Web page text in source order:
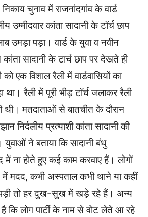
चुनाव में राजनांदगांव के वार्ड
उम्मीदवार कांता सादानी के टॉर्च छाप
उमड़ा पड़ा। वार्ड के युवा व नवीन
सादानी के टार्च छाप पर देखते ही
एक विशाल रैली में वार्डवासियों का
रैली में पूरी भीड़ टॉर्च जलाकर रैली
मतदाताओं से बातचीत के दौरान
निर्दलीय प्रत्याशी कांता सादानी की
ने बताया कि सादानी बंधु
में ना होते हुए कई काम करवाए हैं। लोगों
मदद, कभी अस्पताल कभी थाने या कहीं
तो हर दुख-सुख में खड़े रहे हैं। अन्य
कि लोग पार्टी के नाम से वोट लेते आ रहे